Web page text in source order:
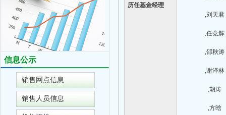
信息公示
销售网点信息
销售人员信息
历任基金经理
,刘天君
,任竞辉
,邵秋涛
,谢泽林
,胡涛
,方晗